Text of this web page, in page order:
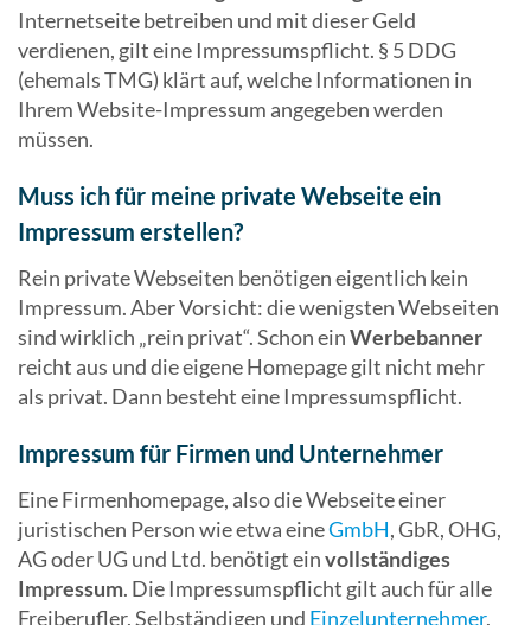
Internetseite betreiben und mit dieser Geld
verdienen, gilt eine Impressumspflicht. § 5 DDG
(ehemals TMG) klärt auf, welche Informationen in
Ihrem Website-Impressum angegeben werden
müssen.
Muss ich für meine private Webseite ein
Impressum erstellen?
Rein private Webseiten benötigen eigentlich kein
Impressum. Aber Vorsicht: die wenigsten Webseiten
sind wirklich „rein privat“. Schon einWerbebanner
reicht aus und die eigene Homepage gilt nicht mehr
als privat. Dann besteht eine Impressumspflicht.
Impressum für Firmen und Unternehmer
Eine Firmenhomepage, also die Webseite einer
juristischen Person wie etwa eineGmbH, GbR, OHG,
AG oder UG und Ltd. benötigt einvollständiges
Impressum. Die Impressumspflicht gilt auch für alle
Freiberufler, Selbständigen und Einzelunternehmer,